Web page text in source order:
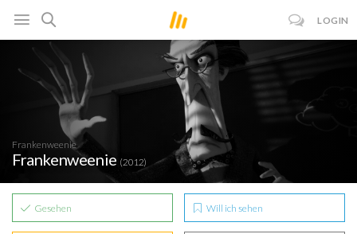
LOGIN
Frankenweenie
Frankenweenie (2012)
Gesehen Will ich sehen